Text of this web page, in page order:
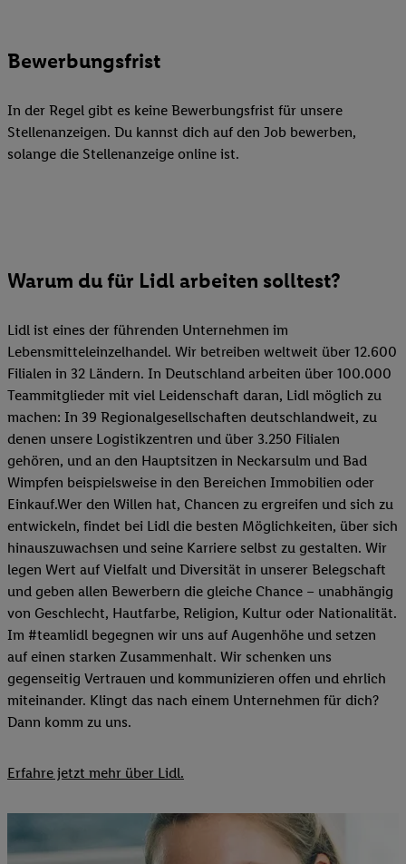
Bewerbungsfrist
In der Regel gibt es keine Bewerbungsfrist für unsere
Stellenanzeigen. Du kannst dich auf den Job bewerben,
solange die Stellenanzeige online ist.
Warum du für Lidl arbeiten solltest?
Lidl ist eines der führenden Unternehmen im
Lebensmitteleinzelhandel. Wir betreiben weltweit über 12.600
Filialen in 32 Ländern. In Deutschland arbeiten über 100.000
Teammitglieder mit viel Leidenschaft daran, Lidl möglich zu
machen: In 39 Regionalgesellschaften deutschlandweit, zu
denen unsere Logistikzentren und über 3.250 Filialen
gehören, und an den Hauptsitzen in Neckarsulm und Bad
Wimpfen beispielsweise in den Bereichen Immobilien oder
Einkauf.Wer den Willen hat, Chancen zu ergreifen und sich zu
entwickeln, findet bei Lidl die besten Möglichkeiten, über sich
hinauszuwachsen und seine Karriere selbst zu gestalten. Wir
legen Wert auf Vielfalt und Diversität in unserer Belegschaft
und geben allen Bewerbern die gleiche Chance – unabhängig
von Geschlecht, Hautfarbe, Religion, Kultur oder Nationalität.
Im #teamlidl begegnen wir uns auf Augenhöhe und setzen
auf einen starken Zusammenhalt. Wir schenken uns
gegenseitig Vertrauen und kommunizieren offen und ehrlich
miteinander. Klingt das nach einem Unternehmen für dich?
Dann komm zu uns.​
Erfahre jetzt mehr über Lidl.